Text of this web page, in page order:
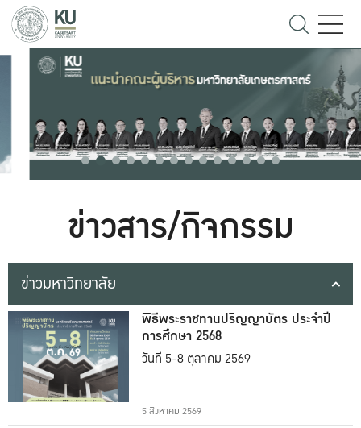
ข่าวสาร/กิจกรรม
ข่าวมหาวิทยาลัย
พิธีพระราชทานปริญญาบัตร ประจำปี
การศึกษา 2568
วันที่ 5-8 ตุลาคม 2569
5 สิงหาคม 2569